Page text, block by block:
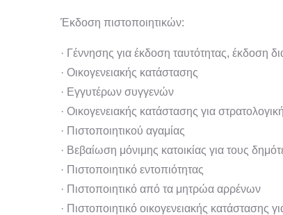
Έκδοση πιστοποιητικών:
· Γέννησης για έκδοση ταυτότητας, έκδοση
· Οικογενειακής κατάστασης
· Εγγυτέρων συγγενών
· Οικογενειακής κατάστασης για
· Πιστοποιητικού αγαμίας
· Βεβαίωση μόνιμης κατοικίας για τους
· Πιστοποιητικό εντοπιότητας
· Πιστοποιητικό από τα μητρώα αρρένων
· Πιστοποιητικό οικογενειακής κατάστασης